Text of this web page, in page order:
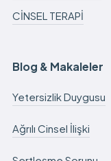
CİNSEL TERAPİ
Blog & Makaleler
Yetersizlik Duygusu
Ağrılı Cinsel İlişki